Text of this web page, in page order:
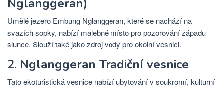
Nglanggeran)
Umělé jezero Embung Nglanggeran, které se nachází na
svazích sopky, nabízí malebné místo pro pozorování západu
slunce. Slouží také jako zdroj vody pro okolní vesnici.
2. Nglanggeran Tradiční vesnice
Tato ekoturistická vesnice nabízí ubytování v soukromí, kulturní